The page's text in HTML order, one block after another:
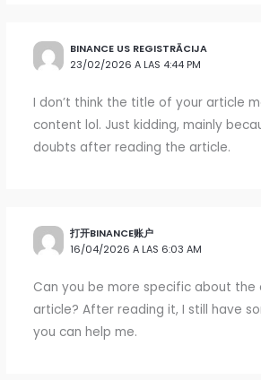
BINANCE US REGISTRĀCIJA
23/02/2026 A LAS 4:44 PM
I don’t think the title of your article
content lol. Just kidding, mainly
doubts after reading the article.
打开BINANCE账户
16/04/2026 A LAS 6:03 AM
Can you be more specific about
article? After reading it, I still have
you can help me.